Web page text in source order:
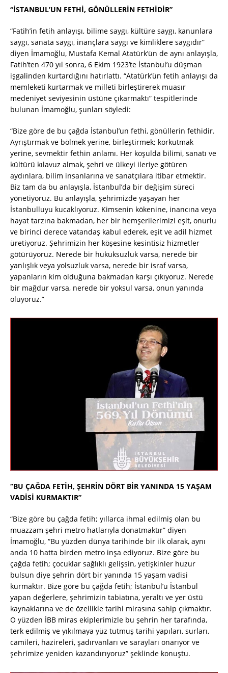
“İSTANBUL’UN FETHİ, GÖNÜLLERİN FETHİDİR”
“Fatih’in fetih anlayışı, bilime saygı, kültüre saygı, kanunlara
saygı, sanata saygı, inançlara saygı ve kimliklere saygıdır”
diyen İmamoğlu, Mustafa Kemal Atatürk’ün de aynı anlayışla,
Fatih’ten 470 yıl sonra, 6 Ekim 1923’te İstanbul’u düşman
işgalinden kurtardığını hatırlattı. “Atatürk’ün fetih anlayışı da
memleketi kurtarmak ve milleti birleştirerek muasır
medeniyet seviyesinin üstüne çıkarmaktı” tespitlerinde
bulunan İmamoğlu, şunları söyledi:
“Bize göre de bu çağda İstanbul’un fethi, gönüllerin fethidir.
Ayrıştırmak ve bölmek yerine, birleştirmek; korkutmak
yerine, sevmektir fethin anlamı. Her koşulda bilimi, sanatı ve
kültürü kılavuz almak, şehri ve ülkeyi ileriye götüren
aydınlara, bilim insanlarına ve sanatçılara itibar etmektir.
Biz tam da bu anlayışla, İstanbul’da bir değişim süreci
yönetiyoruz. Bu anlayışla, şehrimizde yaşayan her
İstanbulluyu kucaklıyoruz. Kimsenin kökenine, inancına veya
hayat tarzına bakmadan, her bir hemşerilerimizi eşit, onurlu
ve birinci derece vatandaş kabul ederek, eşit ve adil hizmet
üretiyoruz. Şehrimizin her köşesine kesintisiz hizmetler
götürüyoruz. Nerede bir hukuksuzluk varsa, nerede bir
yanlışlık veya yolsuzluk varsa, nerede bir israf varsa,
yapanların kim olduğuna bakmadan karşı çıkıyoruz. Nerede
bir mağdur varsa, nerede bir yoksul varsa, onun yanında
oluyoruz.”
“BU ÇAĞDA FETİH, ŞEHRİN DÖRT BİR YANINDA 15 YAŞAM
VADİSİ KURMAKTIR”
“Bize göre bu çağda fetih; yıllarca ihmal edilmiş olan bu
muazzam şehri metro hatlarıyla donatmaktır” diyen
İmamoğlu, “Bu yüzden dünya tarihinde bir ilk olarak, aynı
anda 10 hatta birden metro inşa ediyoruz. Bize göre bu
çağda fetih; çocuklar sağlıklı gelişsin, yetişkinler huzur
bulsun diye şehrin dört bir yanında 15 yaşam vadisi
kurmaktır. Bize göre bu çağda fetih; İstanbul’u İstanbul
yapan değerlere, şehrimizin tabiatına, yeraltı ve yer üstü
kaynaklarına ve de özellikle tarihi mirasına sahip çıkmaktır.
O yüzden İBB miras ekiplerimizle bu şehrin her tarafında,
terk edilmiş ve yıkılmaya yüz tutmuş tarihi yapıları, surları,
camileri, hazireleri, şadırvanları ve sarayları onarıyor ve
şehrimize yeniden kazandırıyoruz” şeklinde konuştu.